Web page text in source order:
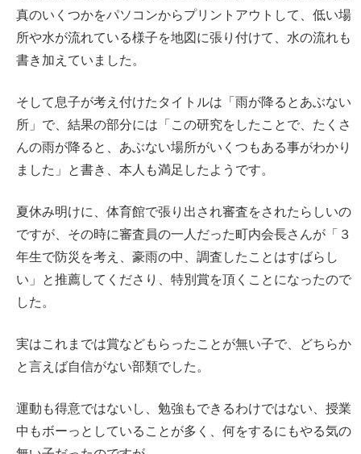
真のいくつかをパソコンからプリントアウトして、低い場
所や水が流れている様子を地図に張り付けて、水の流れも
書き加えていました。
そして息子が考え付けたタイトルは「雨が降るとあぶない
所」で、結果の部分には「この研究をしたことで、たくさ
んの雨が降ると、あぶない場所がいくつもある事がわかり
ました」と書き、本人も満足したようです。
夏休み明けに、体育館で張り出され審査をされたらしいの
ですが、その時に審査員の一人だった町内会長さんが「３
年生で防災を考え、豪雨の中、調査したことはすばらし
い」と推薦してくださり、特別賞を頂くことになったので
した。
実はこれまでは賞などもらったことが無い子で、どちらか
と言えば自信がない部類でした。
運動も得意ではないし、勉強もできるわけではない、授業
中もボーっとしていることが多く、何をするにもやる気の